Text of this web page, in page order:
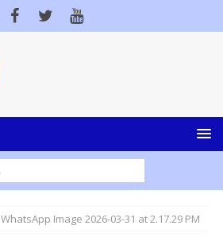
WhatsApp Image 2026-03-31 at 2.17.29 PM